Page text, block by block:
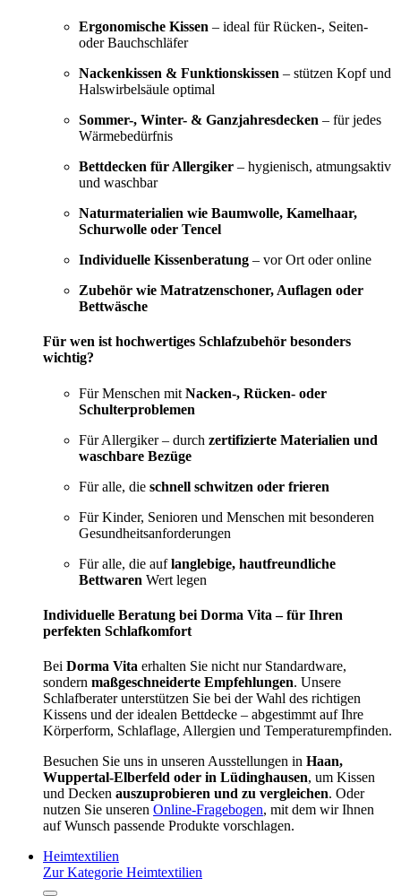
Ergonomische Kissen – ideal für Rücken-, Seiten-
oder Bauchschläfer
Nackenkissen & Funktionskissen – stützen Kopf und
Halswirbelsäule optimal
Sommer-, Winter- & Ganzjahresdecken – für jedes
Wärmebedürfnis
Bettdecken für Allergiker – hygienisch, atmungsaktiv
und waschbar
Naturmaterialien wie Baumwolle, Kamelhaar,
Schurwolle oder Tencel
Individuelle Kissenberatung – vor Ort oder online
Zubehör wie Matratzenschoner, Auflagen oder
Bettwäsche
Für wen ist hochwertiges Schlafzubehör besonders
wichtig?
Für Menschen mit Nacken-, Rücken- oder
Schulterproblemen
Für Allergiker – durch zertifizierte Materialien und
waschbare Bezüge
Für alle, die schnell schwitzen oder frieren
Für Kinder, Senioren und Menschen mit besonderen
Gesundheitsanforderungen
Für alle, die auflanglebige, hautfreundliche
Bettwaren Wert legen
Individuelle Beratung bei Dorma Vita – für Ihren
perfekten Schlafkomfort
Bei Dorma Vita erhalten Sie nicht nur Standardware,
sondern maßgeschneiderte Empfehlungen. Unsere
Schlafberater unterstützen Sie bei der Wahl des richtigen
Kissens und der idealen Bettdecke – abgestimmt auf Ihre
Körperform, Schlaflage, Allergien und Temperaturempfinden.
Besuchen Sie uns in unseren Ausstellungen in Haan,
Wuppertal-Elberfeld oder in Lüdinghausen, um Kissen
und Decken auszuprobieren und zu vergleichen. Oder
nutzen Sie unseren Online-Fragebogen, mit dem wir Ihnen
auf Wunsch passende Produkte vorschlagen.
Heimtextilien
Zur Kategorie Heimtextilien